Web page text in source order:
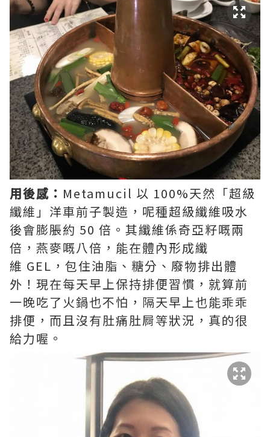
用後感： Metamucil 以 100%天然「超級
纖維」洋車前子製造，呢種超級纖維吸水
後會膨脹約 50 倍。其纖維係奇亞籽嘅兩
倍，燕麥嘅八倍，能在體內形成纖
維 GEL，包住油脂、糖分、廢物排出體
外！現在每天早上保持排便習慣，就算前
一晚吃了火鍋也不怕，隔天早上也能乖乖
排便，而且沒有肚痛肚屙等狀況，真的很
給力喔。